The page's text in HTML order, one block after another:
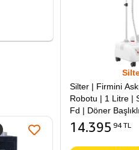
Ücretsiz Kargo
Silter | Firmini
Robotu | 1 Litre |
Fd | Döner Başlıklı
14.395 94 TL